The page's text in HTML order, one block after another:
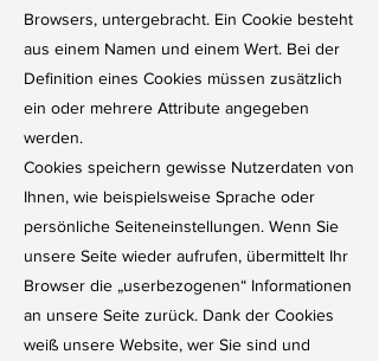
Browsers, untergebracht. Ein Cookie besteht
aus einem Namen und einem Wert. Bei der
Definition eines Cookies müssen zusätzlich
ein oder mehrere Attribute angegeben
werden.
Cookies speichern gewisse Nutzerdaten von
Ihnen, wie beispielsweise Sprache oder
persönliche Seiteneinstellungen. Wenn Sie
unsere Seite wieder aufrufen, übermittelt Ihr
Browser die „userbezogenen“ Informationen
an unsere Seite zurück. Dank der Cookies
weiß unsere Website, wer Sie sind und